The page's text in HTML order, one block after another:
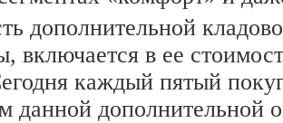
дополнительной
включается в ее
каждый пятый
данной дополнительной